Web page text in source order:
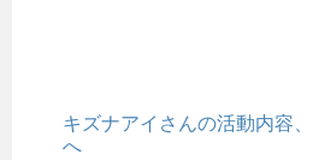
キズナアイさんの活動内容
へ